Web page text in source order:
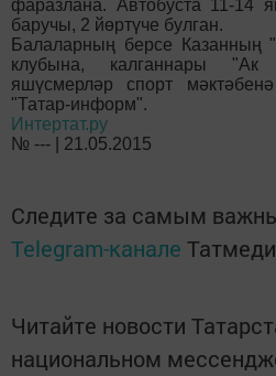
фаразлана. Автобуста 11-14
баручы, 2 йөртүче булган.
Балаларның берсе Казанның
клубына, калганнары
яшүсмерләр спорт
"Татар-информ".
Интертат.ру
№ --- | 21.05.2015
Следите за самым
Telegram-канале
Читайте новости
национальном